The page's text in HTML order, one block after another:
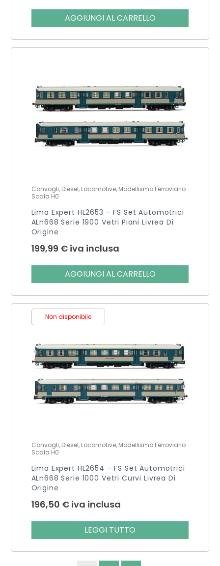
AGGIUNGI AL CARRELLO
Convogli, Diesel, Locomotive, Modellismo Ferroviario
Scala H0
Lima Expert HL2653 – FS Set Automotrici
ALn668 Serie 1900 Vetri Piani Livrea Di
Origine
199,99 € iva inclusa
AGGIUNGI AL CARRELLO
Non disponibile
Convogli, Diesel, Locomotive, Modellismo Ferroviario
Scala H0
Lima Expert HL2654 – FS Set Automotrici
ALn668 Serie 1000 Vetri Curvi Livrea Di
Origine
196,50 € iva inclusa
LEGGI TUTTO